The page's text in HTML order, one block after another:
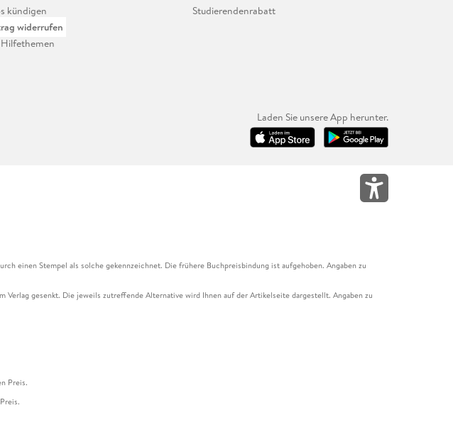
kündigen
widerrufen
Studierendenrabatt
Laden Sie unsere App herunter.
einen Stempel als solche gekennzeichnet. Die frühere Buchpreisbindung ist aufgehoben. Angaben zu
gesenkt. Die jeweils zutreffende Alternative wird Ihnen auf der Artikelseite dargestellt. Angaben zu
Preis.